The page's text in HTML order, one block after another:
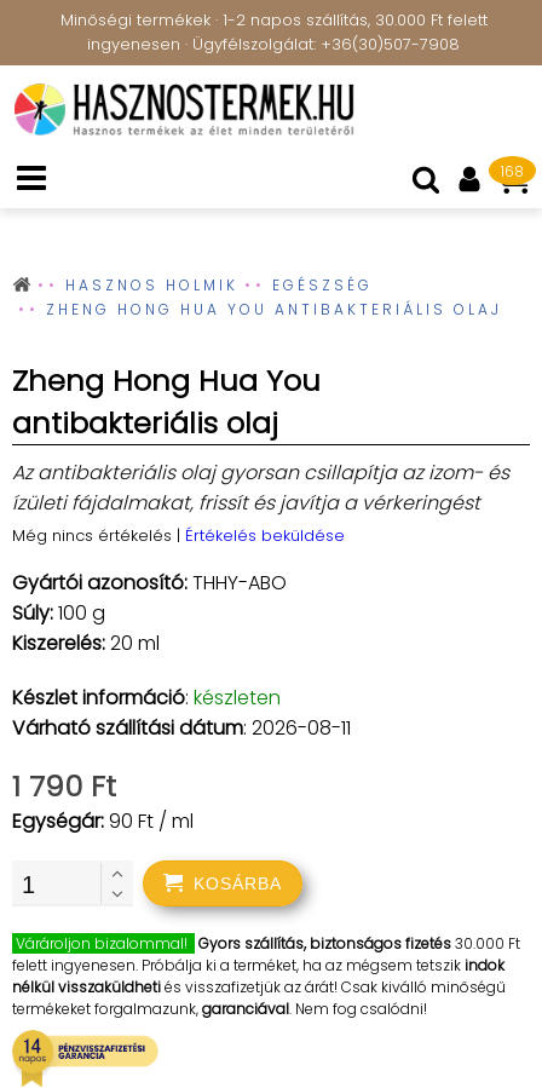
Minőségi termékek · 1-2 napos szállítás, 30.000 Ft felett
ingyenesen · Ügyfélszolgálat: +36(30)507-7908
168
HASZNOS HOLMIK
EGÉSZSÉG
ZHENG HONG HUA YOU ANTIBAKTERIÁLIS OLAJ
Zheng Hong Hua You
antibakteriális olaj
Az antibakteriális olaj gyorsan csillapítja az izom- és
ízületi fájdalmakat, frissít és javítja a vérkeringést
Még nincs értékelés | Értékelés beküldése
Gyártói azonosító:THHY-ABO
Súly:100 g
Kiszerelés:20 ml
Készlet információ: készleten
Várható szállítási dátum: 2026-08-11
1 790 Ft
Egységár:90 Ft / ml
KOSÁRBA
Várároljon bizalommal! Gyors szállítás, biztonságos fizetés30.000 Ft
felett ingyenesen. Próbálja ki a terméket, ha az mégsem tetszikindok
nélkül visszaküldhetiés visszafizetjük az árát! Csak kiválló minőségű
termékeket forgalmazunk,garanciával. Nem fog csalódni!